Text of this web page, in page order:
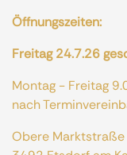
Öffnungszeiten:
Freitag 24.7.26
Montag -
nach
Obere